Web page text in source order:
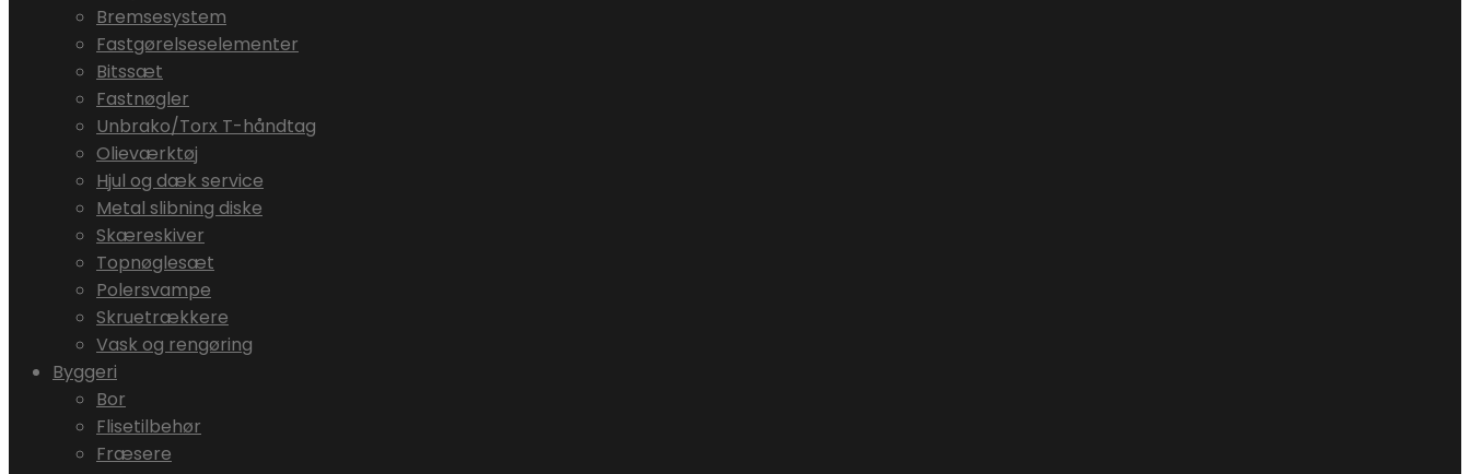
Bremsesystem
Fastgørelseselementer
Bitssæt
Fastnøgler
Unbrako/Torx T-håndtag
Olieværktøj
Hjul og dæk service
Metal slibning diske
Skæreskiver
Topnøglesæt
Polersvampe
Skruetrækkere
Vask og rengøring
Byggeri
Bor
Flisetilbehør
Fræsere